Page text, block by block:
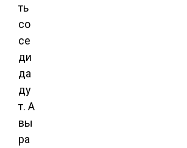
ть
со
се
ди
да
ду
т. А
вы
ра